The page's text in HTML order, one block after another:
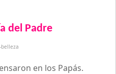
del Padre
belleza
en los Papás.